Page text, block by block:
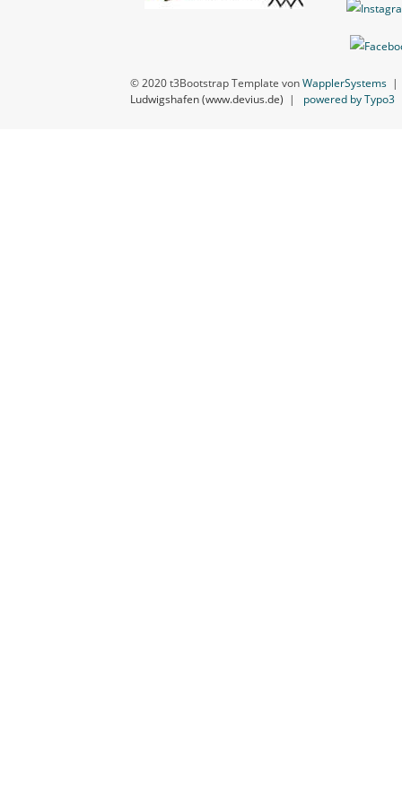
© 2020 t3Bootstrap Template vonWapplerSystems
Ludwigshafen (www.devius.de) | powered by Typo3